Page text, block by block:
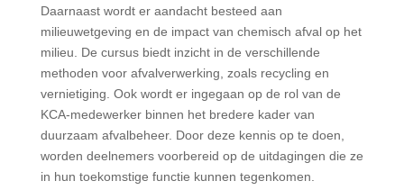
Daarnaast wordt er aandacht besteed aan
milieuwetgeving en de impact van chemisch afval op het
milieu. De cursus biedt inzicht in de verschillende
methoden voor afvalverwerking, zoals recycling en
vernietiging. Ook wordt er ingegaan op de rol van de
KCA-medewerker binnen het bredere kader van
duurzaam afvalbeheer. Door deze kennis op te doen,
worden deelnemers voorbereid op de uitdagingen die ze
in hun toekomstige functie kunnen tegenkomen.